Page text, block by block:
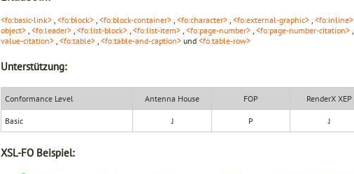
<fo:basic-link> , <fo:block> , <fo:block-container> , <fo:character> , <fo:external-graphic> , <fo:inline>
object> , <fo:leader> , <fo:list-block> , <fo:list-item> , <fo:page-number> , <fo:page-number-citation> ,
value-citation> , <fo:table> , <fo:table-and-caption> und <fo:table-row>
Unterstützung:
Conformance Level Antenna House FOP RenderX XEP
Basic J P J
XSL-FO Beispiel: